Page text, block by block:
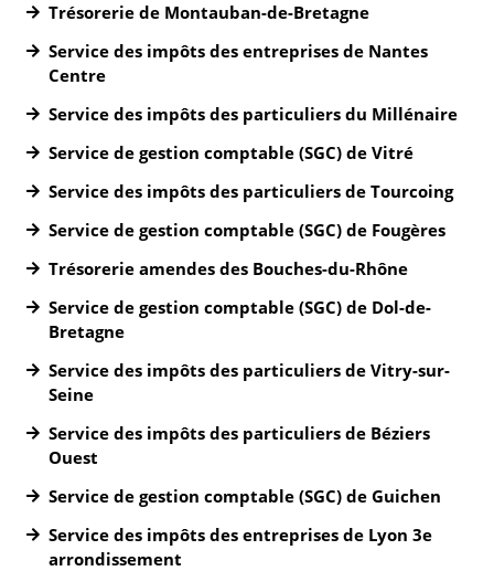
Trésorerie de Montauban-de-Bretagne
Service des impôts des entreprises de Nantes
Centre
Service des impôts des particuliers du Millénaire
Service de gestion comptable (SGC) de Vitré
Service des impôts des particuliers de Tourcoing
Service de gestion comptable (SGC) de Fougères
Trésorerie amendes des Bouches-du-Rhône
Service de gestion comptable (SGC) de Dol-de-
Bretagne
Service des impôts des particuliers de Vitry-sur-
Seine
Service des impôts des particuliers de Béziers
Ouest
Service de gestion comptable (SGC) de Guichen
Service des impôts des entreprises de Lyon 3e
arrondissement